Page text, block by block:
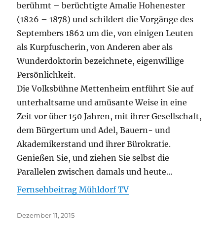
berühmt – berüchtigte Amalie Hohenester
(1826 – 1878) und schildert die Vorgänge des
Septembers 1862 um die, von einigen Leuten
als Kurpfuscherin, von Anderen aber als
Wunderdoktorin bezeichnete, eigenwillige
Persönlichkeit.
Die Volksbühne Mettenheim entführt Sie auf
unterhaltsame und amüsante Weise in eine
Zeit vor über 150 Jahren, mit ihrer Gesellschaft,
dem Bürgertum und Adel, Bauern- und
Akademikerstand und ihrer Bürokratie.
Genießen Sie, und ziehen Sie selbst die
Parallelen zwischen damals und heute…
Fernsehbeitrag Mühldorf TV
Veröffentlicht
Dezember 11, 2015